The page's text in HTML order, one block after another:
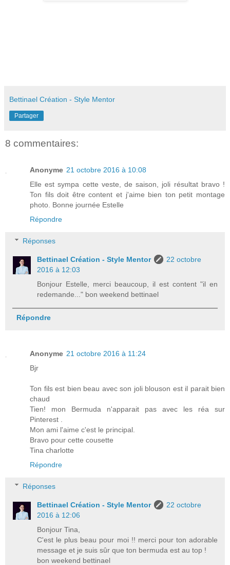
Bettinael Création - Style Mentor
Partager
8 commentaires:
Anonyme 21 octobre 2016 à 10:08
Elle est sympa cette veste, de saison, joli résultat bravo !
Ton fils doit être content et j'aime bien ton petit montage
photo. Bonne journée Estelle
Répondre
Réponses
Bettinael Création - Style Mentor
22 octobre
2016 à 12:03
Bonjour Estelle, merci beaucoup, il est content "il en
redemande..." bon weekend bettinael
Répondre
Anonyme 21 octobre 2016 à 11:24
Bjr
Ton fils est bien beau avec son joli blouson est il parait bien
chaud
Tien! mon Bermuda n'apparait pas avec les réa sur
Pinterest .
Mon ami l'aime c'est le principal.
Bravo pour cette cousette
Tina charlotte
Répondre
Réponses
Bettinael Création - Style Mentor
22 octobre
2016 à 12:06
Bonjour Tina,
C'est le plus beau pour moi !! merci pour ton adorable
message et je suis sûr que ton bermuda est au top !
bon weekend bettinael